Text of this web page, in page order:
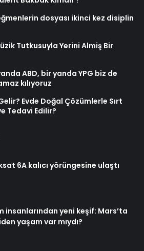
dosyası ikinci kez disiplin
Tutkusuyla Yerini Almiş Bir
ABD, bir yanda YPG biz de
kılıyoruz
Evde Doğal Çözümlerle Sırt
Tedavi Edilir?
6A kalıcı yörüngesine ulaştı
insanlarından yeni keşif: Mars’ta
yaşam var mıydı?